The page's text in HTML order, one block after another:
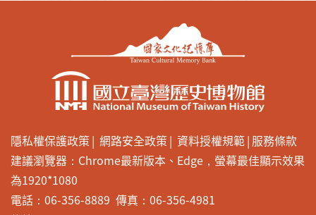
隱私權保護政策 網路安全政策 資料授權規範 服務條款
建議瀏覽器：Chrome最新版本、Edge，螢幕最佳顯示效果
為1920*1080
電話：06-356-8889 傳真：06-356-4981